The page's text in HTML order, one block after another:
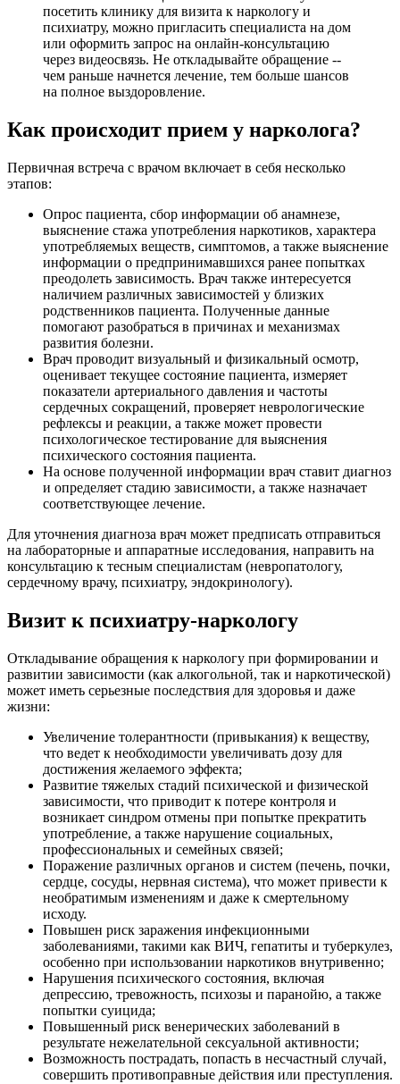
посетить клинику для визита к наркологу и
психиатру, можно пригласить специалиста на дом
или оформить запрос на онлайн-консультацию
через видеосвязь. Не откладывайте обращение --
чем раньше начнется лечение, тем больше шансов
на полное выздоровление.
Как происходит прием у нарколога?
Первичная встреча с врачом включает в себя несколько
этапов:
Опрос пациента, сбор информации об анамнезе,
выяснение стажа употребления наркотиков, характера
употребляемых веществ, симптомов, а также выяснение
информации о предпринимавшихся ранее попытках
преодолеть зависимость. Врач также интересуется
наличием различных зависимостей у близких
родственников пациента. Полученные данные
помогают разобраться в причинах и механизмах
развития болезни.
Врач проводит визуальный и физикальный осмотр,
оценивает текущее состояние пациента, измеряет
показатели артериального давления и частоты
сердечных сокращений, проверяет неврологические
рефлексы и реакции, а также может провести
психологическое тестирование для выяснения
психического состояния пациента.
На основе полученной информации врач ставит диагноз
и определяет стадию зависимости, а также назначает
соответствующее лечение.
Для уточнения диагноза врач может предписать отправиться
на лабораторные и аппаратные исследования, направить на
консультацию к тесным специалистам (невропатологу,
сердечному врачу, психиатру, эндокринологу).
Визит к психиатру-наркологу
Откладывание обращения к наркологу при формировании и
развитии зависимости (как алкогольной, так и наркотической)
может иметь серьезные последствия для здоровья и даже
жизни:
Увеличение толерантности (привыкания) к веществу,
что ведет к необходимости увеличивать дозу для
достижения желаемого эффекта;
Развитие тяжелых стадий психической и физической
зависимости, что приводит к потере контроля и
возникает синдром отмены при попытке прекратить
употребление, а также нарушение социальных,
профессиональных и семейных связей;
Поражение различных органов и систем (печень, почки,
сердце, сосуды, нервная система), что может привести к
необратимым изменениям и даже к смертельному
исходу.
Повышен риск заражения инфекционными
заболеваниями, такими как ВИЧ, гепатиты и туберкулез,
особенно при использовании наркотиков внутривенно;
Нарушения психического состояния, включая
депрессию, тревожность, психозы и паранойю, а также
попытки суицида;
Повышенный риск венерических заболеваний в
результате нежелательной сексуальной активности;
Возможность пострадать, попасть в несчастный случай,
совершить противоправные действия или преступления.